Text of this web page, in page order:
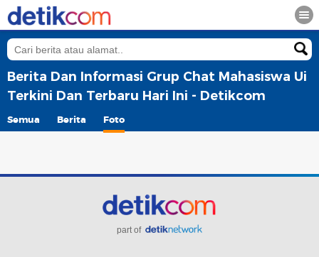
Berita Dan Informasi Grup Chat Mahasiswa Ui
Terkini Dan Terbaru Hari Ini - Detikcom
Semua Berita Foto
part of